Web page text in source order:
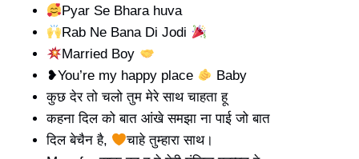
Pyar Se Bhara huva
Rab Ne Bana Di Jodi
Married Boy
❥You’re my happy place
Baby
कुछ देर तो चलो तुम मेरे साथ चाहता हू
कहना दिल को बात आंखे समझा ना पाई जो बात
दिल बेचैन है,
चाहे तुम्हारा साथ।